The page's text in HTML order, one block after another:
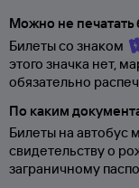
Можно не печатать
Билеты со знаком
этого значка нет,
обязательно
По каким
Билеты на автобус
свидетельству о
заграничному